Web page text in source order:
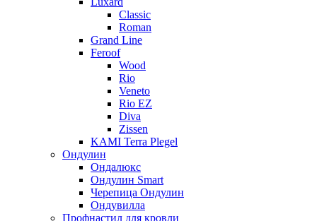
Classic
Roman
Grand Line
Feroof
Wood
Rio
Veneto
Rio EZ
Diva
Zissen
KAMI Terra Plegel
Ондулин
Ондалюкс
Ондулин Smart
Черепица Ондулин
Ондувилла
Профнастил для кровли